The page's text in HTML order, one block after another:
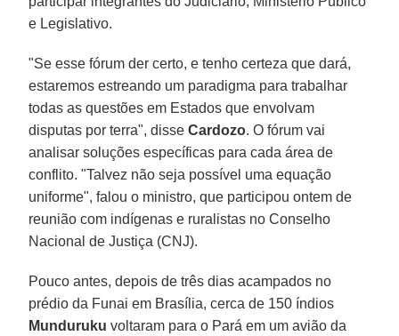
e Legislativo.
"Se esse fórum der certo, e tenho certeza que dará,
estaremos estreando um paradigma para trabalhar
todas as questões em Estados que envolvam
disputas por terra", disseCardozo. O fórum vai
analisar soluções específicas para cada área de
conflito. "Talvez não seja possível uma equação
uniforme", falou o ministro, que participou ontem de
reunião com indígenas e ruralistas no Conselho
Nacional de Justiça (CNJ).
Pouco antes, depois de três dias acampados no
prédio da Funai em Brasília, cerca de 150 índios
Munduruku voltaram para o Pará em um avião da